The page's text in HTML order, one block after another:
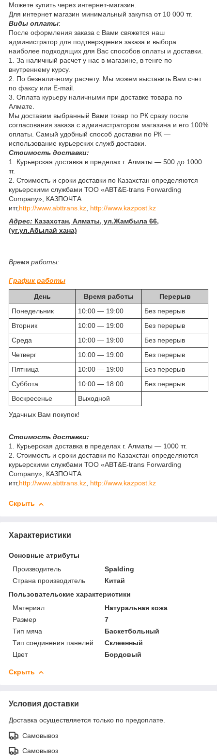
Можете купить через интернет-магазин.
Для интернет магазин минимальный закупка от 10 000 тг.
Виды оплаты:
После оформления заказа с Вами свяжется наш
администратор для подтверждения заказа и выбора
наиболее подходящих для Вас способов оплаты и доставки.
1. За наличный расчет у нас в магазине, в тенге по
внутреннему курсу.
2. По безналичному расчету. Мы можем выставить Вам счет
по факсу или Е-mail.
3. Оплата курьеру наличными при доставке товара по
Алмате.
Мы доставим выбранный Вами товар по РК сразу после
согласования заказа с администратором магазина и его 100%
оплаты. Самый удобный способ доставки по РК —
использование курьерских служб доставки.
Стоимость доставки:
1. Курьерская доставка в пределах г. Алматы — 500 до 1000
тг.
2. Стоимость и сроки доставки по Казахстан определяются
курьерскими службами ТОО «ABT&E-trans Forwarding
Company», КАЗПОЧТА
итг,http://www.abttrans.kz, http://www.kazpost.kz
Адрес: Казахстан, Алматы, ул.Жамбыла 66,
(уг.ул.Абылай хана)
Время работы:
График работы
День Время работы
Перерыв
Понедельник
10:00 — 19:00
Без перерыв
Вторник
10:00 — 19:00
Без перерыв
Среда
10:00 — 19:00
Без перерыв
Четверг
10:00 — 19:00
Без перерыв
Пятница
10:00 — 19:00
Без перерыв
Суббота
10:00 — 18:00
Без перерыв
Воскресенье
Выходной
Удачных Вам покупок!
Стоимость доставки:
1. Курьерская доставка в пределах г. Алматы — 1000 тг.
2. Стоимость и сроки доставки по Казахстан определяются
курьерскими службами ТОО «ABT&E-trans Forwarding
Company», КАЗПОЧТА
итг,http://www.abttrans.kz, http://www.kazpost.kz
Скрыть
Характеристики
Основные атрибуты
Производитель
Spalding
Страна производитель
Китай
Пользовательские характеристики
Материал
Натуральная кожа
Размер
7
Тип мяча
Баскетбольный
Тип соединения панелей
Склеенный
Цвет
Бордовый
Скрыть
Условия доставки
Доставка осуществляется только по предоплате.
Самовывоз
Самовывоз